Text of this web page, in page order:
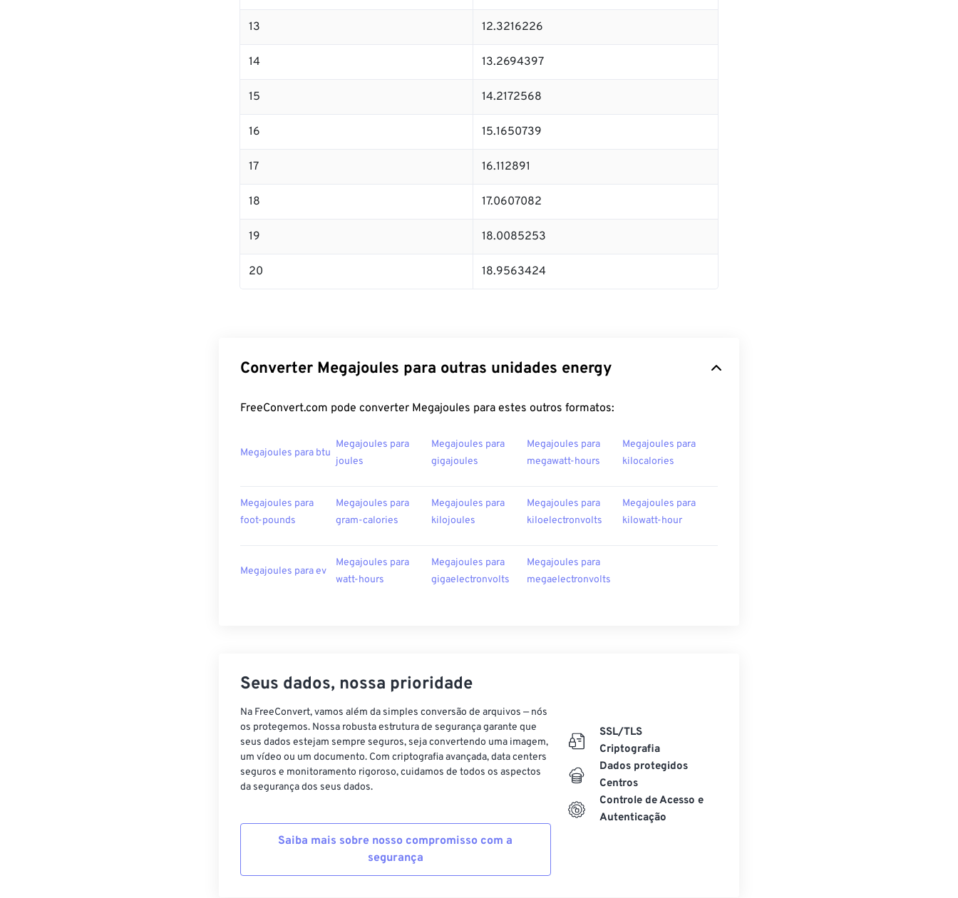
13 12.3216226
14 13.2694397
15 14.2172568
16 15.1650739
17 16.112891
18 17.0607082
19 18.0085253
20 18.9563424
Converter Megajoules para outras unidades energy
FreeConvert.com pode converter Megajoules para estes outros formatos:
Megajoules para btu
Megajoules para
joules
Megajoules para
gigajoules
Megajoules para
megawatt-hours
Megajoules para
kilocalories
Megajoules para
foot-pounds
Megajoules para
gram-calories
Megajoules para
kilojoules
Megajoules para
kiloelectronvolts
Megajoules para
kilowatt-hour
Megajoules para ev
Megajoules para
watt-hours
Megajoules para
gigaelectronvolts
Megajoules para
megaelectronvolts
Seus dados, nossa prioridade
Na FreeConvert, vamos além da simples conversão de arquivos — nós
os protegemos. Nossa robusta estrutura de segurança garante que
seus dados estejam sempre seguros, seja convertendo uma imagem,
um vídeo ou um documento. Com criptografia avançada, data centers
seguros e monitoramento rigoroso, cuidamos de todos os aspectos
da segurança dos seus dados.
Saiba mais sobre nosso compromisso com a
segurança
SSL/TLS
Criptografia
Dados protegidos
Centros
Controle de Acesso e
Autenticação